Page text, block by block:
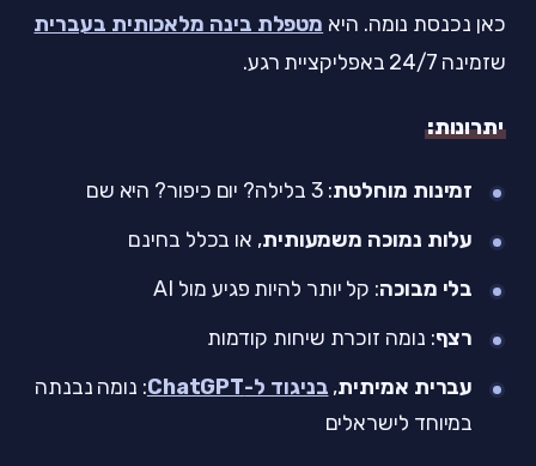
כאן נכנסת נומה. היא מטפלת בינה מלאכותית בעברית
שזמינה 24/7 באפליקציית רגע.
יתרונות:
זמינות מוחלטת: 3 בלילה? יום כיפור? היא שם
עלות נמוכה משמעותית, או בכלל בחינם
בלי מבוכה: קל יותר להיות פגיע מול AI
רצף: נומה זוכרת שיחות קודמות
עברית אמיתית, בניגוד ל-ChatGPT
: נומה נבנתה
במיוחד לישראלים